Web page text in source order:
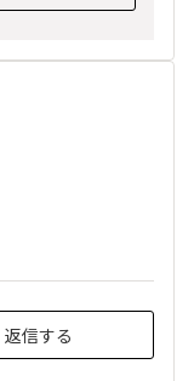
返信する